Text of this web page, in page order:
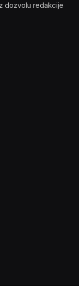
dozvolu redakcije